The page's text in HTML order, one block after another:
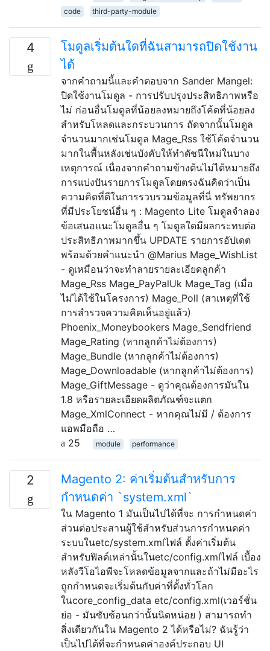
code
third-party-module
4
โมดูลเริ่มต้นใดที่ฉันสามารถปิดใช้งาน
ได้
จากคำถามนี้และคำตอบจาก Sander Mangel:
ปิดใช้งานโมดูล - การปรับปรุงประสิทธิภาพหรือ
ไม่ ก่อนอื่นโมดูลที่น้อยลงหมายถึงโค้ดที่น้อยลง
สำหรับโหลดและกระบวนการ ถัดจากนั้นโมดูล
จำนวนมากเช่นโมดูล Mage_Rss ใช้โค้ดจำนวน
มากในพื้นหลังเช่นบังคับให้ทำดัชนีใหม่ในบาง
เหตุการณ์ เนื่องจากคำถามข้างต้นไม่ได้หมายถึง
การแบ่งปันรายการโมดูลโดยตรงฉันคิดว่าเป็น
ความคิดที่ดีในการรวบรวมข้อมูลที่นี่ ทรัพยากร
ที่มีประโยชน์อื่น ๆ : Magento Lite โมดูลจำลอง
ข้อเสนอแนะโมดูลอื่น ๆ โมดูลใดมีผลกระทบต่อ
ประสิทธิภาพมากขึ้น UPDATE รายการอัปเดต
พร้อมด้วยคำแนะนำ @Marius Mage_WishList
- ดูเหมือนว่าจะทำลายรายละเอียดลูกค้า
Mage_Rss Mage_PayPalUk Mage_Tag (เมื่อ
ไม่ได้ใช้ในโครงการ) Mage_Poll (สาเหตุที่ใช้
การสำรวจความคิดเห็นอยู่แล้ว)
Phoenix_Moneybookers Mage_Sendfriend
Mage_Rating (หากลูกค้าไม่ต้องการ)
Mage_Bundle (หากลูกค้าไม่ต้องการ)
Mage_Downloadable (หากลูกค้าไม่ต้องการ)
Mage_GiftMessage - ดูว่าคุณต้องการมันใน
1.8 หรือรายละเอียดผลิตภัณฑ์จะแตก
Mage_XmlConnect - หากคุณไม่มี / ต้องการ
แอพมือถือ …
25
module performance
2
Magento 2: ค่าเริ่มต้นสำหรับการ
กำหนดค่า `system.xml`
ใน Magento 1 มันเป็นไปได้ที่จะ การกำหนดค่า
ส่วนต่อประสานผู้ใช้สำหรับส่วนการกำหนดค่า
ระบบในetc/system.xmlไฟล์ ตั้งค่าเริ่มต้น
สำหรับฟิลด์เหล่านั้นในetc/config.xmlไฟล์ เบื้อง
หลังวีโอไอพีจะโหลดข้อมูลจากและถ้าไม่มีอะไร
ถูกกำหนดจะเริ่มต้นกับค่าที่ตั้งทั่วโลก
ในcore_config_data etc/config.xml(เวอร์ชั่น
ย่อ - มันซับซ้อนกว่านั้นนิดหน่อย ) สามารถทำ
สิ่งเดียวกันใน Magento 2 ได้หรือไม่? ฉันรู้ว่า
เป็นไปได้ที่จะกำหนดค่าองค์ประกอบ UI